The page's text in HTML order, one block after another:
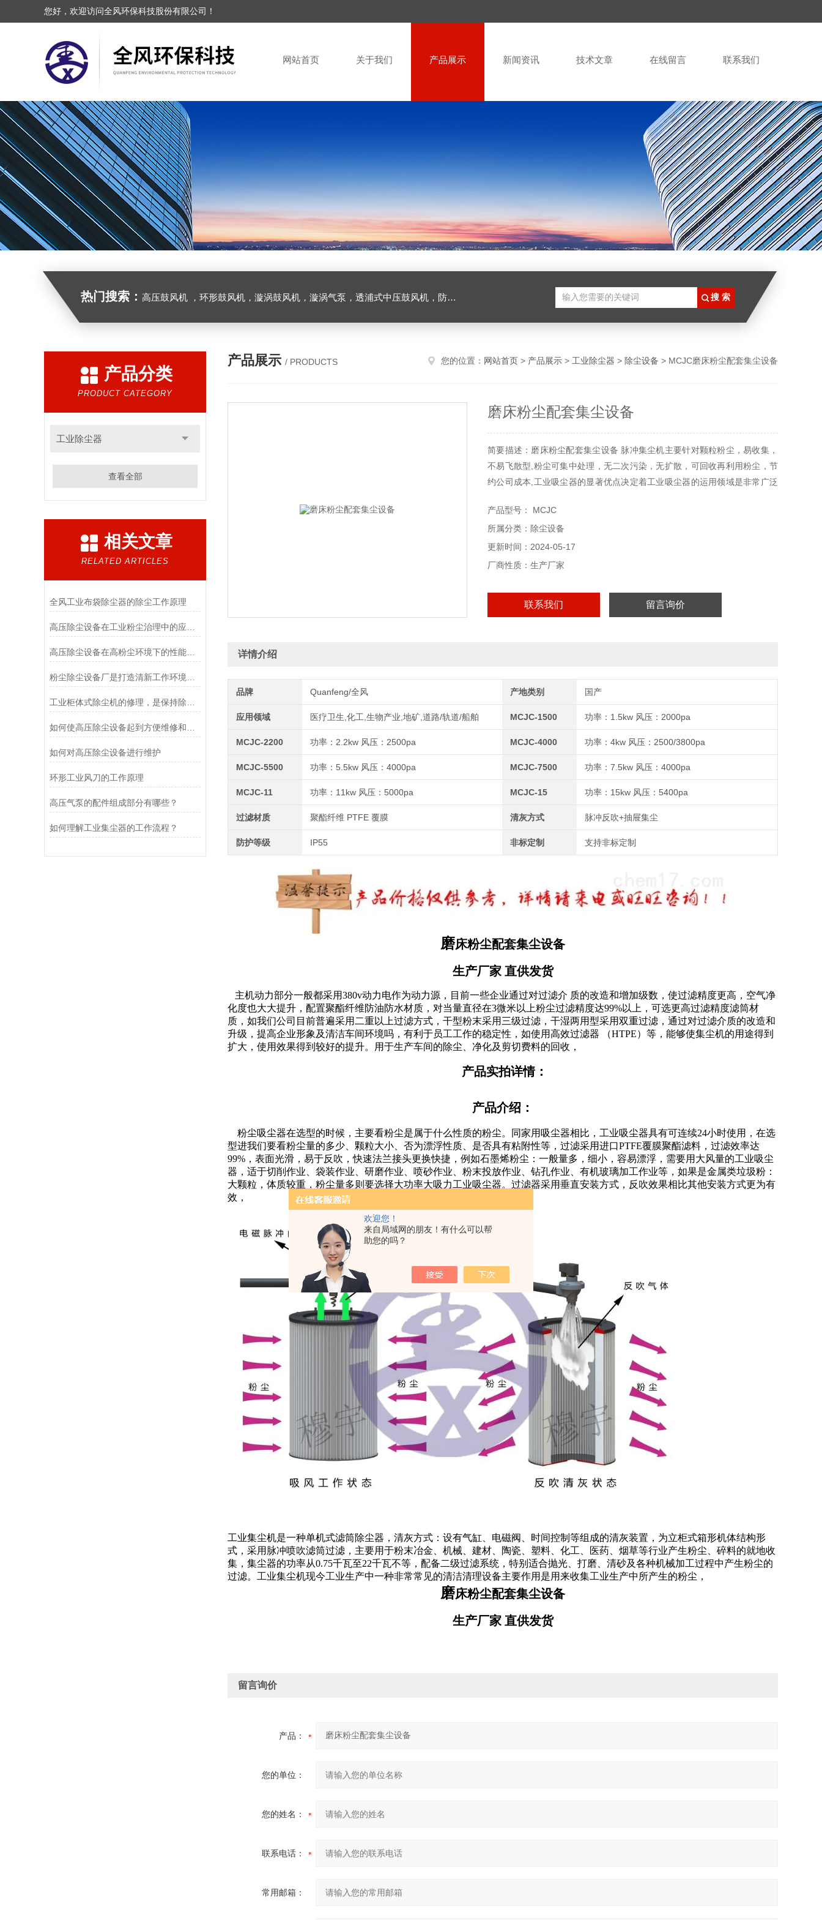
欢迎您！
来自局域网的朋友！有什么可以帮
助您的吗？
您好，欢迎访问全风环保科技股份有限公司！
网站首页 关于我们 产品展示 新闻资讯 技术文章 在线留言 联系我们
热门搜索： 高压鼓风机 ，环形鼓风机，漩涡鼓风机，漩涡气泵，透浦式中压鼓风机，防爆风机，工业吸尘器，工业集尘机除尘器，仟样机，气环式真空泵，耐高温腐鼓风机以及工业风刀等；
产品分类
PRODUCT CATEGORY
工业除尘器
查看全部
相关文章
RELATED ARTICLES
全风工业布袋除尘器的除尘工作原理
高压除尘设备在高粉尘环境下的性能保持
如何对高压除尘设备进行维护
环形工业风刀的工作原理
高压气泵的配件组成部分有哪些？
如何理解工业集尘器的工作流程？
产品展示 / PRODUCTS 您的位置： 网站首页 > 产品展示 > 工业除尘器 > 除尘设备 > MCJC磨床粉尘配套集尘设备
磨床粉尘配套集尘设备
简要描述：磨床粉尘配套集尘设备 脉冲集尘机主要针对颗粒粉尘，易收集，
不易飞散型,粉尘可集中处理，无二次污染，无扩散，可回收再利用粉尘，节
约公司成本,工业吸尘器的显著优点决定着工业吸尘器的运用领域是非常广泛
产品型号： MCJC
所属分类：除尘设备
更新时间：2024-05-17
厂商性质：生产厂家
联系我们 留言询价
详情介绍
品牌 Quanfeng/全风 产地类别 国产
应用领域 医疗卫生,化工,生物产业,地矿,道路/轨道/船舶 MCJC-1500 功率：1.5kw 风压：2000pa
MCJC-2200 功率：2.2kw 风压：2500pa MCJC-4000 功率：4kw 风压：2500/3800pa
MCJC-5500 功率：5.5kw 风压：4000pa MCJC-7500 功率：7.5kw 风压：4000pa
MCJC-11 功率：11kw 风压：5000pa MCJC-15 功率：15kw 风压：5400pa
过滤材质 聚酯纤维 PTFE 覆膜 清灰方式 脉冲反吹+抽屉集尘
防护等级 IP55 非标定制 支持非标定制
磨床粉尘配套集尘设备
生产厂家 直供发货
主机动力部分一般都采用380v动力电作为动力源，目前一些企业通过对过滤介 质的改造和增加级数，使过滤精度更高，空气净
化度也大大提升，配置聚酯纤维防油防水材质，对当量直径在3微米以上粉尘过滤精度达99%以上，可选更高过滤精度滤筒材
质，如我们公司目前普遍采用二重以上过滤方式，干型粉末采用三级过滤，干湿两用型采用双重过滤，通过对过滤介质的改造和
升级，提高企业形象及清洁车间环境吗，有利于员工工作的稳定性，如使用高效过滤器 （HTPE）等，能够使集尘机的用途得到
扩大，使用效果得到较好的提升。用于生产车间的除尘、净化及剪切费料的回收，
产品实拍详情：
产品介绍：
粉尘吸尘器在选型的时候，主要看粉尘是属于什么性质的粉尘。同家用吸尘器相比，工业吸尘器具有可连续24小时使用，在选
型进我们要看粉尘量的多少、颗粒大小、否为漂浮性质、是否具有粘附性等，过滤采用进口PTFE覆膜聚酯滤料，过滤效率达
99%，表面光滑，易于反吹，快速法兰接头更换快捷，例如石墨烯粉尘：一般量多，细小，容易漂浮，需要用大风量的工业吸尘
器，适于切削作业、袋装作业、研磨作业、喷砂作业、粉末投放作业、钻孔作业、有机玻璃加工作业等，如果是金属类垃圾粉：
大颗粒，体质较重，粉尘量多则要选择大功率大吸力工业吸尘器。过滤器采用垂直安装方式，反吹效果相比其他安装方式更为有
效，
工业集尘机是一种单机式滤筒除尘器，清灰方式：设有气缸、电磁阀、时间控制等组成的清灰装置，为立柜式箱形机体结构形
式，采用脉冲喷吹滤筒过滤，主要用于粉末冶金、机械、建材、陶瓷、塑料、化工、医药、烟草等行业产生粉尘、碎料的就地收
集，集尘器的功率从0.75千瓦至22千瓦不等，配备二级过滤系统，特别适合抛光、打磨、清砂及各种机械加工过程中产生粉尘的
过滤。工业集尘机现今工业生产中一种非常常见的清洁清理设备主要作用是用来收集工业生产中所产生的粉尘，
磨床粉尘配套集尘设备
生产厂家 直供发货
留言询价
产品：
您的单位：
您的姓名：
联系电话：
常用邮箱：